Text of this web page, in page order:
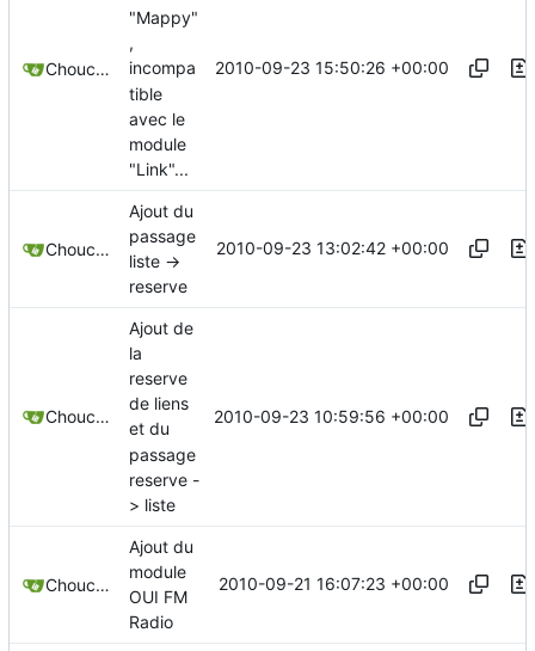
Chouchen
"Mappy"
,
incompa
tible
avec le
module
"Link"...
2010-09-23 15:50:26 +00:00
Chouchen
Ajout du
passage
liste ->
reserve
2010-09-23 13:02:42 +00:00
Chouchen
Ajout de
la
reserve
de liens
et du
passage
reserve -
> liste
2010-09-23 10:59:56 +00:00
Chouchen
Ajout du
module
OUI FM
Radio
2010-09-21 16:07:23 +00:00